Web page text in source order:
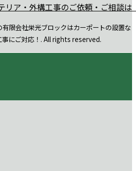
リア・外構工事のご依頼・ご相談
限会社栄光ブロックはカーポートの設置な
事にご対応！. All rights reserved.